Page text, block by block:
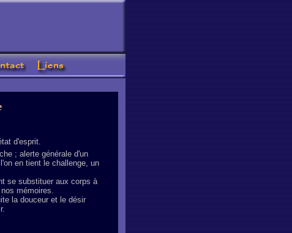
d'esprit.
; alerte générale d'un
en tient le challenge, un
se substituer aux corps à
mémoires.
la douceur et le désir